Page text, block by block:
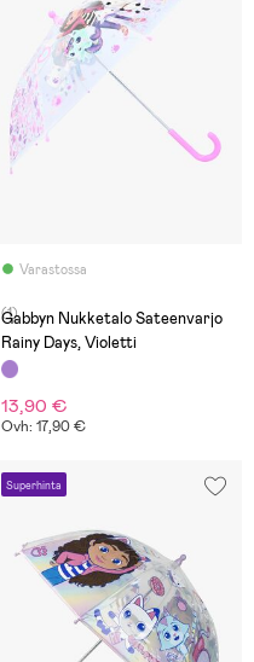
Varastossa
(1)
Gabbyn Nukketalo Sateenvarjo
Rainy Days, Violetti
13,90 €
Ovh: 17,90 €
Superhinta